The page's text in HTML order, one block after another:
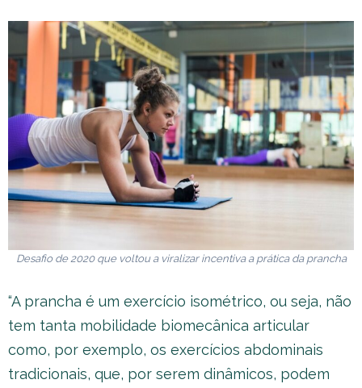
Desafio de 2020 que voltou a viralizar incentiva a prática da prancha
“A prancha é um exercício isométrico, ou seja, não
tem tanta mobilidade biomecânica articular
como, por exemplo, os exercícios abdominais
tradicionais, que, por serem dinâmicos, podem